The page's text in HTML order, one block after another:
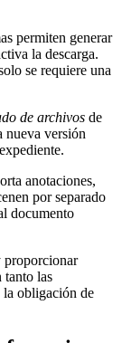
permiten generar
la descarga.
se requiere una
de archivos de
nueva versión
anotaciones,
por separado
documento
proporcionar
tanto las
la obligación de